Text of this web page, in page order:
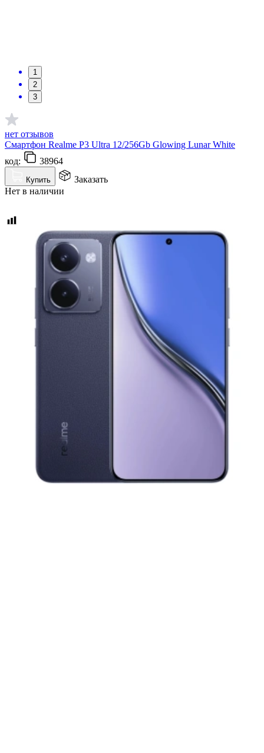
1
2
3
нет отзывов
Смартфон Realme P3 Ultra 12/256Gb Glowing Lunar White
код:
38964
Купить
Заказать
Нет в наличии